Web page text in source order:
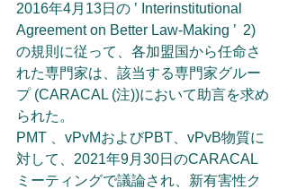
2016年4月13日の ’ Interinstitutional
Agreement on Better Law-Making ’  2)
の規則に従って、各加盟国から任命さ
れた専門家は、該当する専門家グルー
プ (CARACAL (注))において助言を求め
られた。
PMT 、vPvMおよびPBT、vPvB物質に
対して、2021年9月30日のCARACAL
ミーティングで議論され、新有害性ク